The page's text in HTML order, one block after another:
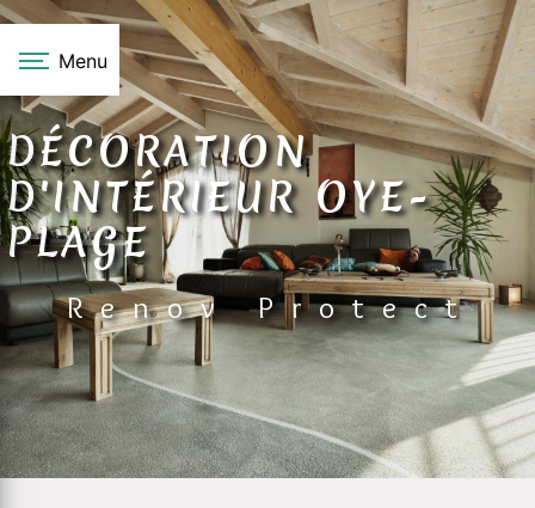
Menu
DÉCORATION
D'INTÉRIEUR OYE-
PLAGE
Renov Protect
Panneau de gestion des cookies